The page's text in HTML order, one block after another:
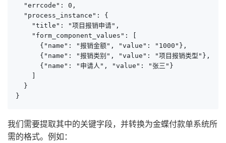
  "errcode": 0,
  "process_instance": {
    "title": "项目报销申请",
    "form_component_values": [
      {"name": "报销金额", "value": "1000"},
      {"name": "报销类别", "value": "项目报销类型"},
      {"name": "申请人", "value": "张三"}
  }
}
我们需要提取其中的关键字段，并转换为金蝶付款单系统所
需的格式。例如：